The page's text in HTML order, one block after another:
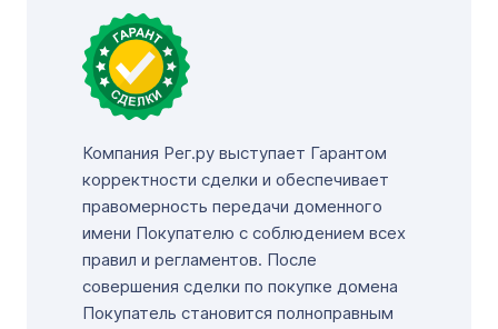
Компания Рег.ру выступает Гарантом
корректности сделки и обеспечивает
правомерность передачи доменного
имени Покупателю с соблюдением всех
правил и регламентов. После
совершения сделки по покупке домена
Покупатель становится полноправным